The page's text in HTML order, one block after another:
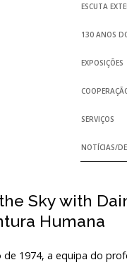
ESCUTA
130 ANOS
EXPOSIÇÕES
SERVIÇOS
NOTÍCIAS/
Sky with
Humana
de 1974, a equipa do